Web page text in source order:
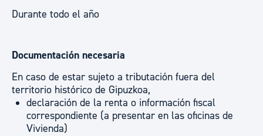
Durante todo el año
Documentación necesaria
En caso de estar sujeto a tributación fuera del
territorio histórico de Gipuzkoa,
declaración de la renta o información fiscal
correspondiente (a presentar en las oficinas de
Vivienda)